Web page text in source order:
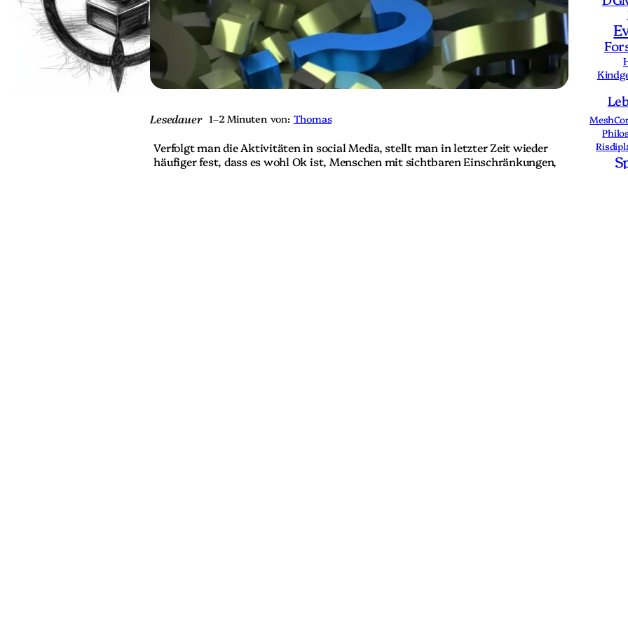
r
!
?
!
?
Lesedauer 1–2 Minuten von: Thomas
Verfolgt man die Aktivitäten in social Media, stellt man in letzter Zeit wieder
häufiger fest, dass es wohl Ok ist, Menschen mit sichtbaren Einschränkungen,